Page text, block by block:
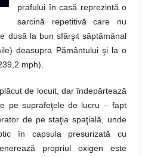
prafului în casă reprezintă o
sarcină repetitivă care nu
dusă la bun sfârşit săptămânal
deasupra Pământului şi la o
mph).
de locuit, dar îndepărtează
pe suprafeţele de lucru – fapt
de pe staţia spaţială, unde
în capsula presurizată cu
propriul oxigen este